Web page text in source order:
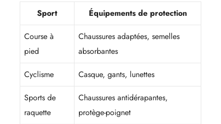
Sport Équipements de protection
Course à
pied
Chaussures adaptées, semelles
absorbantes
Cyclisme Casque, gants, lunettes
Sports de
raquette
Chaussures antidérapantes,
protège-poignet